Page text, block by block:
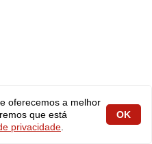
oferecemos a melhor
que está
privacidade
OK